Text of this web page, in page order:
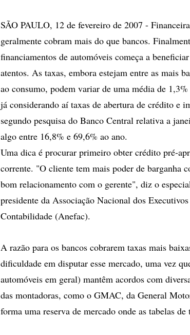
SÃO PAULO, 12 de fevereiro de 2007 -
geralmente cobram mais do que bancos.
financiamentos de automóveis começa a
atentos. As taxas, embora estejam entre as mais
ao consumo, podem variar de uma média de
já considerando aí taxas de abertura de crédito e
segundo pesquisa do Banco Central relativa a
algo entre 16,8% e 69,6% ao ano.
Uma dica é procurar primeiro obter crédito pré-
corrente. "O cliente tem mais poder de barganha
bom relacionamento com o gerente", diz o
presidente da Associação Nacional dos
Contabilidade (Anefac).
A razão para os bancos cobrarem taxas mais
dificuldade em disputar esse mercado, uma vez
automóveis em geral) mantêm acordos com
das montadoras, como o GMAC, da General
forma uma reserva de mercado onde as tabelas